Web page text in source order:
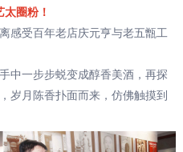
圈粉！
受百年老店庆元亨与老五甑工
一步步蜕变成醇香美酒，再探
岁月陈香扑面而来，仿佛触摸到